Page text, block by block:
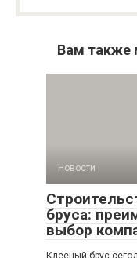
Вам также
Новости
бруса:
выбор
Клееный брус